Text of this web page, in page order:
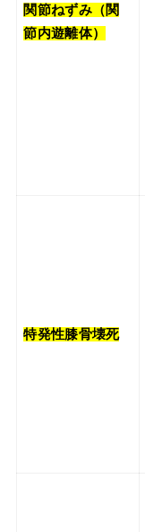
関節ねずみ（関
節内遊離体）
特発性膝骨壊死